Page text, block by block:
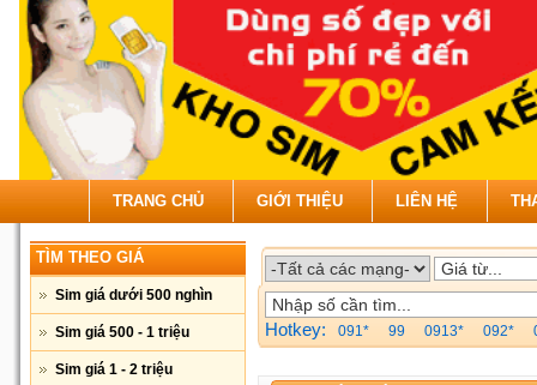
TRANG CHỦ GIỚI THIỆU LIÊN HỆ
TÌM THEO GIÁ
Sim giá dưới 500 nghìn
Sim giá 500 - 1 triệu
Sim giá 1 - 2 triệu
Hotkey: 091* 99 0913* 092*